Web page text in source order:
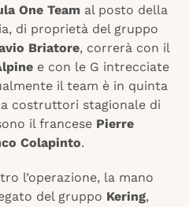
One Team al posto della
di proprietà del gruppo
Briatore, correrà con il
e con le G intrecciate
il team è in quinta
costruttori stagionale di
il francese Pierre
Colapinto.
l’operazione, la mano
del gruppo Kering,